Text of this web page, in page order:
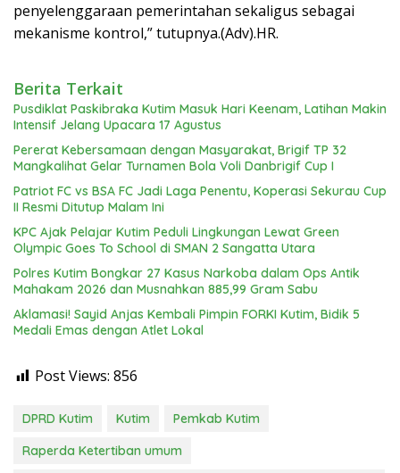
penyelenggaraan pemerintahan sekaligus sebagai
mekanisme kontrol,” tutupnya.(Adv).HR.
Berita Terkait
Pusdiklat Paskibraka Kutim Masuk Hari Keenam, Latihan Makin
Intensif Jelang Upacara 17 Agustus
Pererat Kebersamaan dengan Masyarakat, Brigif TP 32
Mangkalihat Gelar Turnamen Bola Voli Danbrigif Cup I
Patriot FC vs BSA FC Jadi Laga Penentu, Koperasi Sekurau Cup
II Resmi Ditutup Malam Ini
KPC Ajak Pelajar Kutim Peduli Lingkungan Lewat Green
Olympic Goes To School di SMAN 2 Sangatta Utara
Polres Kutim Bongkar 27 Kasus Narkoba dalam Ops Antik
Mahakam 2026 dan Musnahkan 885,99 Gram Sabu
Aklamasi! Sayid Anjas Kembali Pimpin FORKI Kutim, Bidik 5
Medali Emas dengan Atlet Lokal
Post Views: 856
DPRD Kutim Kutim
Pemkab Kutim
Raperda Ketertiban umum